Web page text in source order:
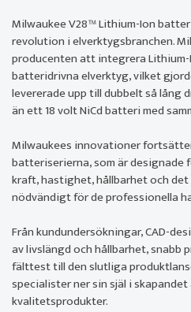
Milwaukee V28™ Lithium-Ion
revolution i elverktygsbranchen.
producenten att integrera
batteridrivna elverktyg, vilket
levererade upp till dubbelt så
än ett 18 volt NiCd batteri med
Milwaukees innovationer fortsätter
batteriserierna, som är designade
kraft, hastighet, hållbarhet och
nödvändigt för de professionella
Från kundundersökningar, CAD-
av livslängd och hållbarhet,
fälttest till den slutliga
specialister ner sin själ i
kvalitetsprodukter.